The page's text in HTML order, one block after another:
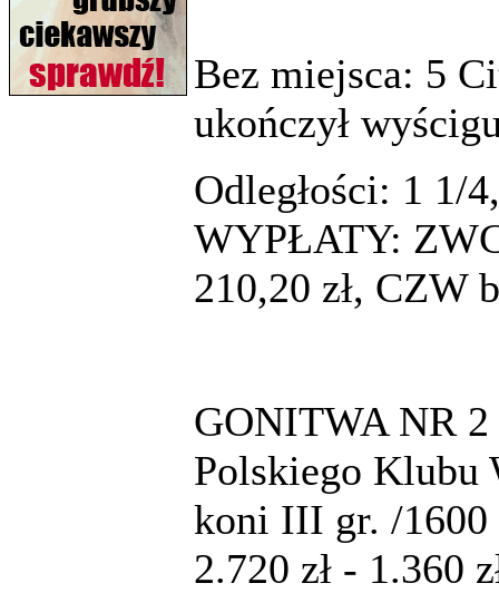
Bez miejsca: 5
ukończył
Odległości: 1 1/
WYPŁATY:
210,20 zł, CZW
GONITWA NR 2
Polskiego Klubu
koni III gr. /1600
2.720 zł - 1.360